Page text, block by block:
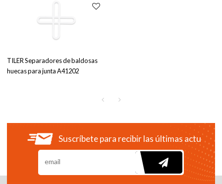
TILER Separadores de baldosas
huecas para junta A41202
Suscríbete para recibir las últimas